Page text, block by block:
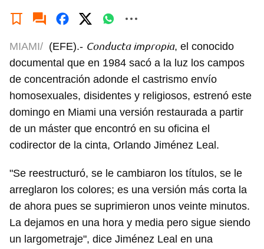
MIAMI/ (EFE).- Conducta impropia, el conocido
documental que en 1984 sacó a la luz los campos
de concentración adonde el castrismo envío
homosexuales, disidentes y religiosos, estrenó este
domingo en Miami una versión restaurada a partir
de un máster que encontró en su oficina el
codirector de la cinta, Orlando Jiménez Leal.
"Se reestructuró, se le cambiaron los títulos, se le
arreglaron los colores; es una versión más corta la
de ahora pues se suprimieron unos veinte minutos.
La dejamos en una hora y media pero sigue siendo
un largometraje", dice Jiménez Leal en una